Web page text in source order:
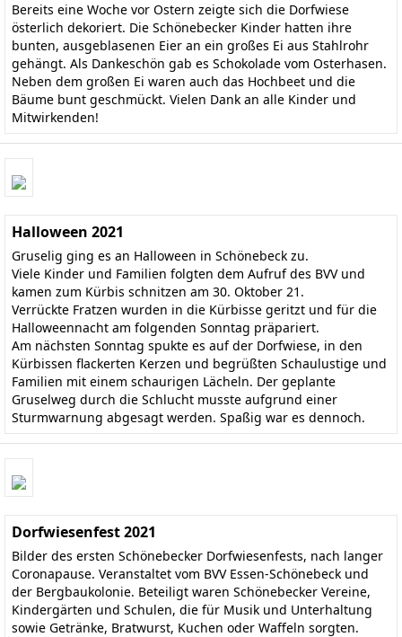
Bereits eine Woche vor Ostern zeigte sich die Dorfwiese
österlich dekoriert. Die Schönebecker Kinder hatten ihre
bunten, ausgeblasenen Eier an ein großes Ei aus Stahlrohr
gehängt. Als Dankeschön gab es Schokolade vom Osterhasen.
Neben dem großen Ei waren auch das Hochbeet und die
Bäume bunt geschmückt. Vielen Dank an alle Kinder und
Mitwirkenden!
Halloween 2021
Gruselig ging es an Halloween in Schönebeck zu.
Viele Kinder und Familien folgten dem Aufruf des BVV und
kamen zum Kürbis schnitzen am 30. Oktober 21.
Verrückte Fratzen wurden in die Kürbisse geritzt und für die
Halloweennacht am folgenden Sonntag präpariert.
Am nächsten Sonntag spukte es auf der Dorfwiese, in den
Kürbissen flackerten Kerzen und begrüßten Schaulustige und
Familien mit einem schaurigen Lächeln. Der geplante
Gruselweg durch die Schlucht musste aufgrund einer
Sturmwarnung abgesagt werden. Spaßig war es dennoch.
Dorfwiesenfest 2021
Bilder des ersten Schönebecker Dorfwiesenfests, nach langer
Coronapause. Veranstaltet vom BVV Essen-Schönebeck und
der Bergbaukolonie. Beteiligt waren Schönebecker Vereine,
Kindergärten und Schulen, die für Musik und Unterhaltung
sowie Getränke, Bratwurst, Kuchen oder Waffeln sorgten.